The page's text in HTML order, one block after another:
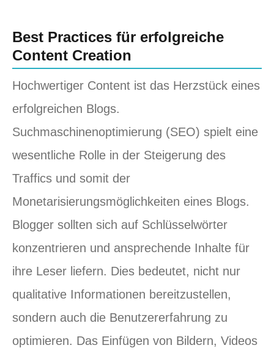
Best Practices für erfolgreiche
Content Creation
Hochwertiger Content ist das Herzstück eines
erfolgreichen Blogs.
Suchmaschinenoptimierung (SEO) spielt eine
wesentliche Rolle in der Steigerung des
Traffics und somit der
Monetarisierungsmöglichkeiten eines Blogs.
Blogger sollten sich auf Schlüsselwörter
konzentrieren und ansprechende Inhalte für
ihre Leser liefern. Dies bedeutet, nicht nur
qualitative Informationen bereitzustellen,
sondern auch die Benutzererfahrung zu
optimieren. Das Einfügen von Bildern, Videos